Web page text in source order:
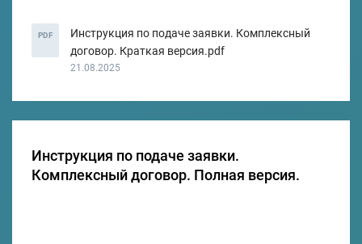
PDF
Инструкция по подаче заявки. Комплексный
договор. Краткая версия.pdf
21.08.2025
Инструкция по подаче заявки.
Комплексный договор. Полная версия.